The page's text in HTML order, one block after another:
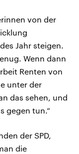
von der
Jahr steigen.
Wenn dann
Renten von
unter der
das sehen, und
gegen tun.“
der SPD,
die